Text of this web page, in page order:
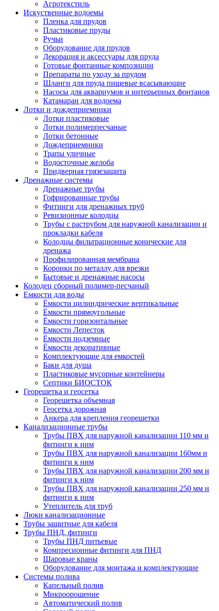
Агротекстиль
Искуственные водоемы
Пленка для прудов
Пластиковые пруды
Ручьи
Оборудование для прудов
Декорация и аксессуары для пруда
Готовые фонтанные композиции
Препараты по уходу за прудом
Шланги для пруда пищевые всасывающие
Насосы для аквариумов и интерьерных фонтанов
Катамаран для водоема
Лотки и дождеприемники
Лотки пластиковые
Лотки полимерпесчаные
Лотки бетонные
Дождеприемники
Трапы уличные
Водосточные желоба
Придверная грязезащита
Дренажные системы
Дренажные трубы
Гофрированные трубы
Фитинги для дренажных труб
Ревизионные колодцы
Трубы с раструбом для наружной канализации и
прокладки кабеля
Колодцы фильтрационные конические для
дренажа
Профилированная мембрана
Коронки по металлу для врезки
Бытовые и дренажные насосы
Колодец сборный полимер-песчаный
Емкости для воды
Ёмкости цилиндрические вертикальные
Ёмкости прямоугольные
Ёмкости горизонтальные
Емкости Лепесток
Ёмкости подземные
Ёмкости декоративные
Комплектующие для емкостей
Баки для душа
Пластиковые мусорные контейнеры
Септики БИОСТОК
Георешетка и геосетка
Георешетка объемная
Геосетка дорожная
Анкера для крепления георешетки
Канализационные трубы
Трубы ПВХ для наружной канализации 110 мм и
фитинги к ним
Трубы ПВХ для наружной канализации 160мм и
фитинги к ним
Трубы ПВХ для наружной канализации 200 мм и
фитинги к ним
Трубы ПВХ для наружной канализации 250 мм и
фитинги к ним
Утеплитель для труб
Люки канализационные
Трубы защитные для кабеля
Трубы ПНД, фитинги
Трубы ПНД питьевые
Компресионные фитинги для ПНД
Шаровые краны
Оборудование для монтажа и комплектующие
Системы полива
Капельный полив
Микроорошение
Автоматический полив